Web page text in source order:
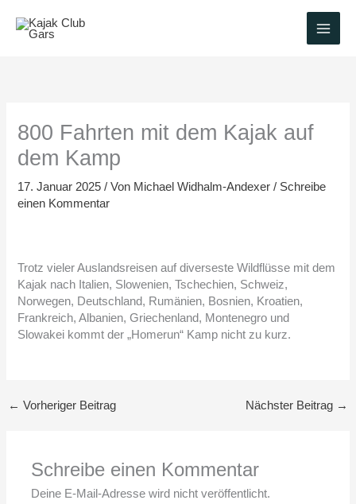
Inhalt
springen
800 Fahrten mit dem Kajak auf
dem Kamp
17. Januar 2025/ Von Michael Widhalm-Andexer/ Schreibe
einen Kommentar
Trotz vieler Auslandsreisen auf diverseste Wildflüsse mit dem
Kajak nach Italien, Slowenien, Tschechien, Schweiz,
Norwegen, Deutschland, Rumänien, Bosnien, Kroatien,
Frankreich, Albanien, Griechenland, Montenegro und
Slowakei kommt der „Homerun“ Kamp nicht zu kurz.
← Vorheriger Beitrag Nächster Beitrag →
Schreibe einen Kommentar
Deine E-Mail-Adresse wird nicht veröffentlicht.